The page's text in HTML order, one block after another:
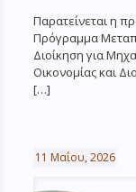
Παρατείνεται η
Πρόγραμμα
Διοίκηση για
Οικονομίας και
[…]
11 Μαΐου, 2026